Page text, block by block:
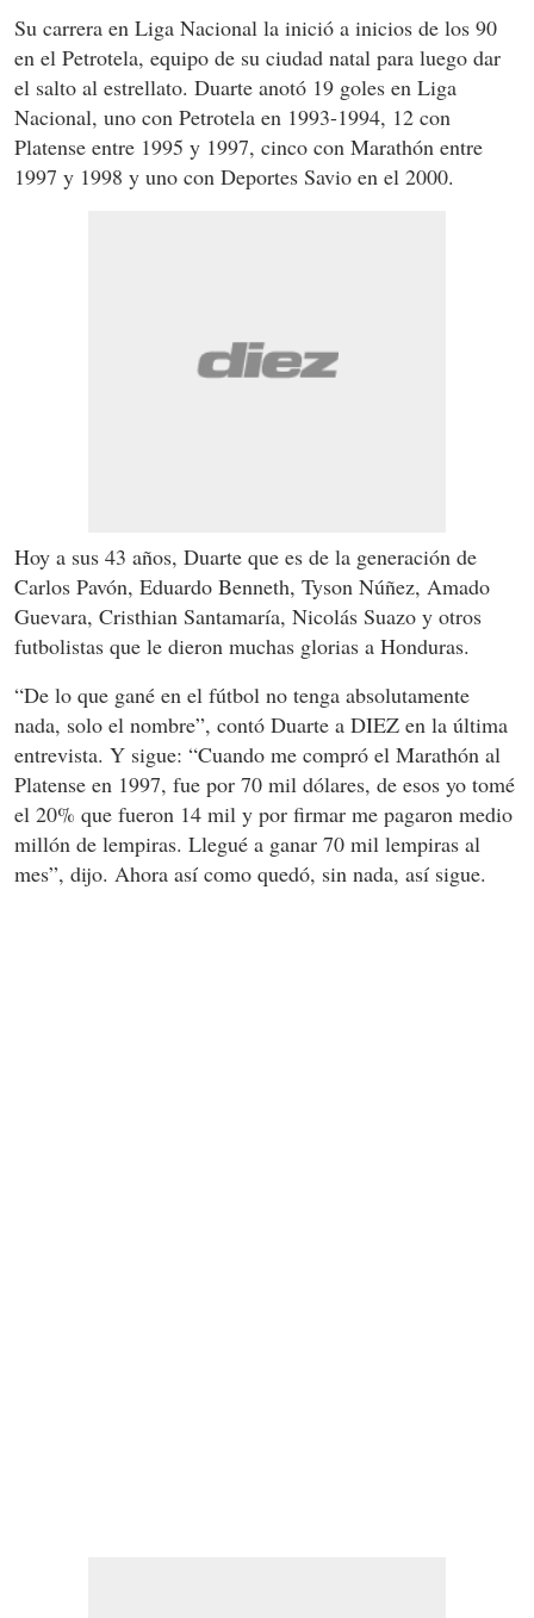
Su carrera en Liga Nacional la inició a inicios de los 90
en el Petrotela, equipo de su ciudad natal para luego dar
el salto al estrellato. Duarte anotó 19 goles en Liga
Nacional, uno con Petrotela en 1993-1994, 12 con
Platense entre 1995 y 1997, cinco con Marathón entre
1997 y 1998 y uno con Deportes Savio en el 2000.
Hoy a sus 43 años, Duarte que es de la generación de
Carlos Pavón, Eduardo Benneth, Tyson Núñez, Amado
Guevara, Cristhian Santamaría, Nicolás Suazo y otros
futbolistas que le dieron muchas glorias a Honduras.
“De lo que gané en el fútbol no tenga absolutamente
nada, solo el nombre”, contó Duarte a DIEZ en la última
entrevista. Y sigue: “Cuando me compró el Marathón al
Platense en 1997, fue por 70 mil dólares, de esos yo tomé
el 20% que fueron 14 mil y por firmar me pagaron medio
millón de lempiras. Llegué a ganar 70 mil lempiras al
mes”, dijo. Ahora así como quedó, sin nada, así sigue.